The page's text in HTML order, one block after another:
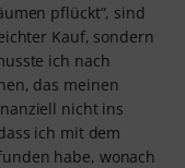
pflückt“, sind
Kauf, sondern
ich nach
das meinen
nicht ins
ich mit dem
habe, wonach